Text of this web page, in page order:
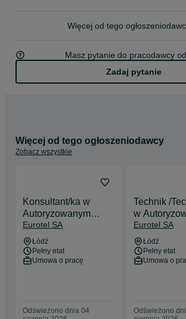
Więcej od tego
Masz pytanie do pracodawcy
Zadaj pytanie
Więcej od tego ogłoszeniodawcy
Zobacz wszystkie
Konsultant/ka w
Autoryzowanym
Serwisie Apple
iDream
Eurotel SA
Łódź
Pełny etat
Umowa o pracę
Odświeżono dnia 04
Technik /
w
Serwisie
iDream
Eurotel SA
Łódź
Pełny etat
Umowa o
Odświeżono